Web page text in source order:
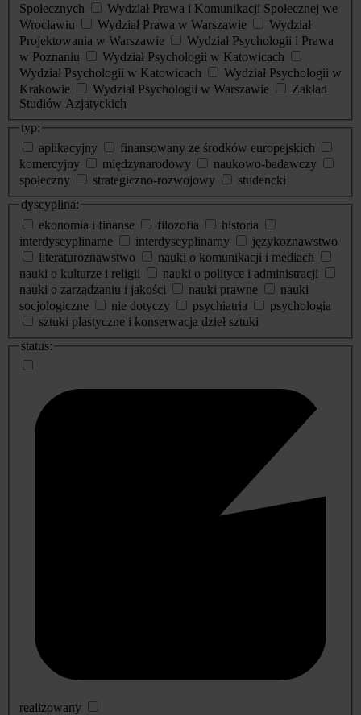
Społecznych
Wydział Prawa i Komunikacji Społecznej we
Wrocławiu
Wydział Prawa w Warszawie
Wydział
Projektowania w Warszawie
Wydział Psychologii i Prawa
w Poznaniu
Wydział Psychologii w Katowicach
Wydział Psychologii w Katowicach
Wydział Psychologii w
Krakowie
Wydział Psychologii w Warszawie
Zakład
Studiów Azjatyckich
typ:
aplikacyjny
finansowany ze środków europejskich
komercyjny
międzynarodowy
naukowo-badawczy
społeczny
strategiczno-rozwojowy
studencki
dyscyplina:
ekonomia i finanse
filozofia
historia
interdyscyplinarne
interdyscyplinarny
językoznawstwo
literaturoznawstwo
nauki o komunikacji i mediach
nauki o kulturze i religii
nauki o polityce i administracji
nauki o zarządzaniu i jakości
nauki prawne
nauki
socjologiczne
nie dotyczy psychiatria
psychologia
sztuki plastyczne i konserwacja dzieł sztuki
status:
realizowany